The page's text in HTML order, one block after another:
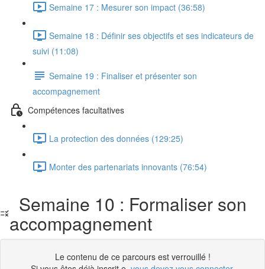
Semaine 17 : Mesurer son impact (36:58)
Semaine 18 : Définir ses objectifs et ses indicateurs de
suivi (11:08)
Semaine 19 : Finaliser et présenter son
accompagnement
Compétences facultatives
La protection des données (129:25)
Monter des partenariats innovants (76:54)
Semaine 10 : Formaliser son
accompagnement
Le contenu de ce parcours est verrouillé !